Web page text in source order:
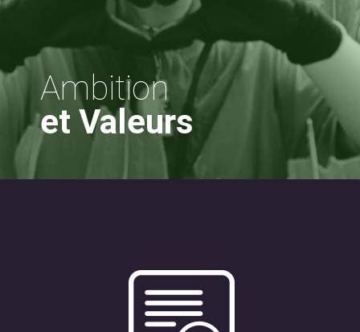
Ambition
et Valeurs